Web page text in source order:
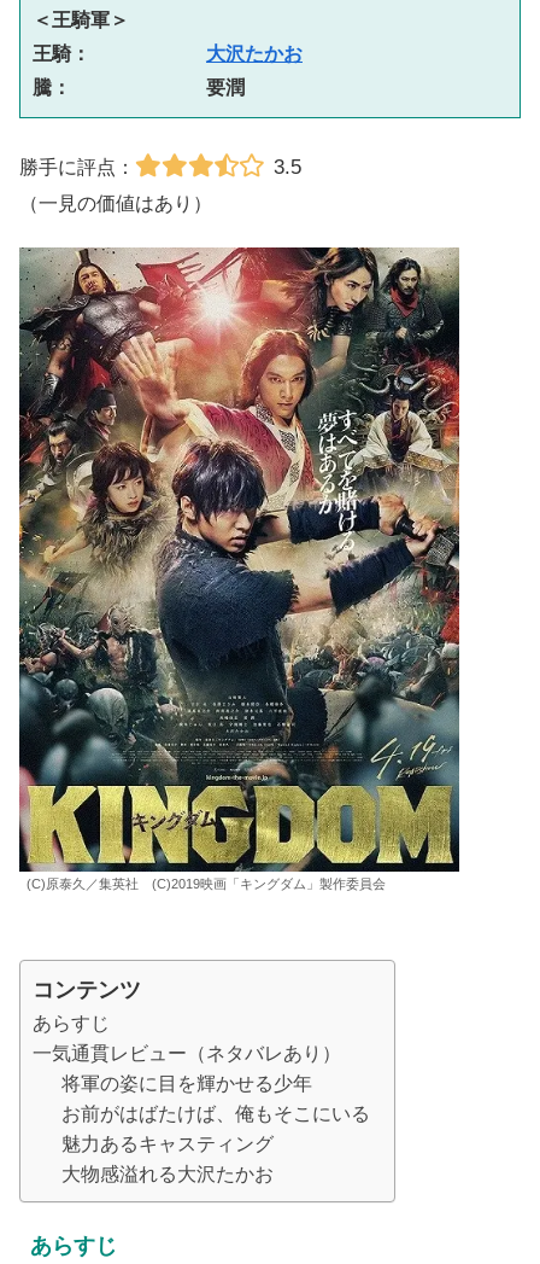
＜王騎軍＞
王騎： 大沢たかお
騰：　　　　　　　要潤
勝手に評点： 3.5
（一見の価値はあり）
(C)原泰久／集英社 (C)2019映画「キングダム」製作委員会
コンテンツ
あらすじ
一気通貫レビュー（ネタバレあり）
将軍の姿に目を輝かせる少年
お前がはばたけば、俺もそこにいる
魅力あるキャスティング
大物感溢れる大沢たかお
あらすじ